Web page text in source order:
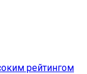
рейтингом